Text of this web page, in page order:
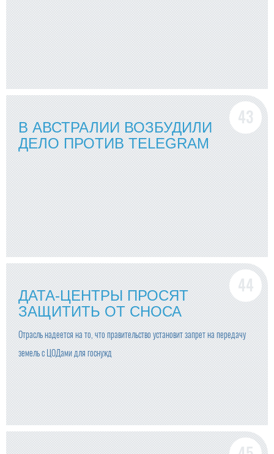
В АВСТРАЛИИ ВОЗБУДИЛИ
ДЕЛО ПРОТИВ TELEGRAM
ДАТА-ЦЕНТРЫ ПРОСЯТ
ЗАЩИТИТЬ ОТ СНОСА
Отрасль надеется на то, что правительство установит запрет на передачу
земель с ЦОДами для госнужд